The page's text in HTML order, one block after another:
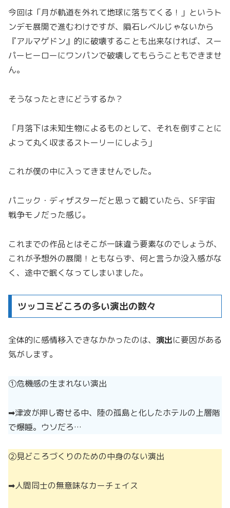
今回は「月が軌道を外れて地球に落ちてくる！」というト
ンデモ展開で進むわけですが、隕石レベルじゃないから
『アルマゲドン』的に破壊することも出来なければ、スー
パーヒーローにワンパンで破壊してもらうこともできませ
ん。
そうなったときにどうするか？
「月落下は未知生物によるものとして、それを倒すことに
よって丸く収まるストーリーにしよう」
これが僕の中に入ってきませんでした。
パニック・ディザスターだと思って観ていたら、SF宇宙
戦争モノだった感じ。
これまでの作品とはそこが一味違う要素なのでしょうが、
これが予想外の展開！ともならず、何と言うか没入感がな
く、途中で眠くなってしまいました。
ツッコミどころの多い演出の数々
全体的に感情移入できなかかったのは、 演出に要因がある
気がします。
①危機感の生まれない演出
➡︎津波が押し寄せる中、陸の孤島と化したホテルの上層階
で爆睡。ウソだろ…
②見どころづくりのための中身のない演出
➡︎人間同士の無意味なカーチェイス